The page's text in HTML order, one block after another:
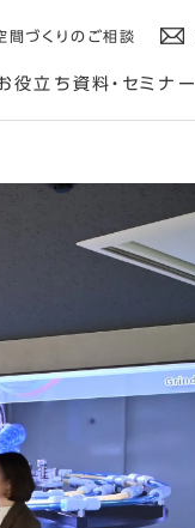
間づくりのご相談
役立ち資料・セミナー